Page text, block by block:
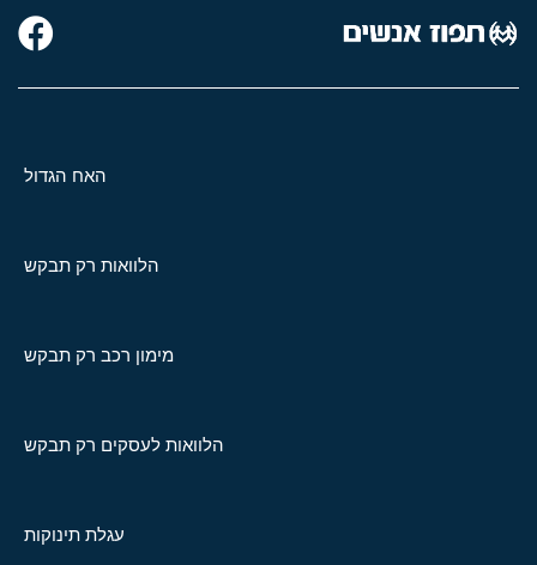
האח הגדול
הלוואות רק תבקש
מימון רכב רק תבקש
הלוואות לעסקים רק תבקש
עגלת תינוקות